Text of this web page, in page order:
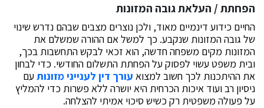
הפחתת / העלאת גובה המזונות
החיים כידוע דינמיים מאוד, ולכן נוצרים מצבים שבהם נדרש שינוי
של גובה המזונות שנקבע. כך למשל אם ההורה שמשלם את
המזונות מקים משפחה חדשה, הוא זכאי לבקש התחשבות בכך,
ובית משפט עשוי לפסוק על הפחתת התשלום החודשי. כדי לבחון
את ההיתכנות לכך חשוב למצוא עורך דין לענייני מזונותעם
ניסיון רב ועוד איכות הכרחית היא יושרה ללא פשרות כדי להמליץ
על פעולה משפטית רק כשיש סיכוי אמיתי להצלחה.